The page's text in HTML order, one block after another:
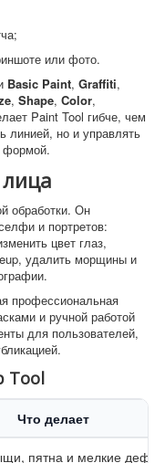
или фото.
Basic Paint, Graffiti,
, Shape, Color,
Paint Tool гибче, чем
линией, но и управлять
формой.
обработки. Он
и портретов:
цвет глаз,
удалить морщины и
профессиональная
и ручной работой
для пользователей,
Tool
Что делает
пятна и мелкие